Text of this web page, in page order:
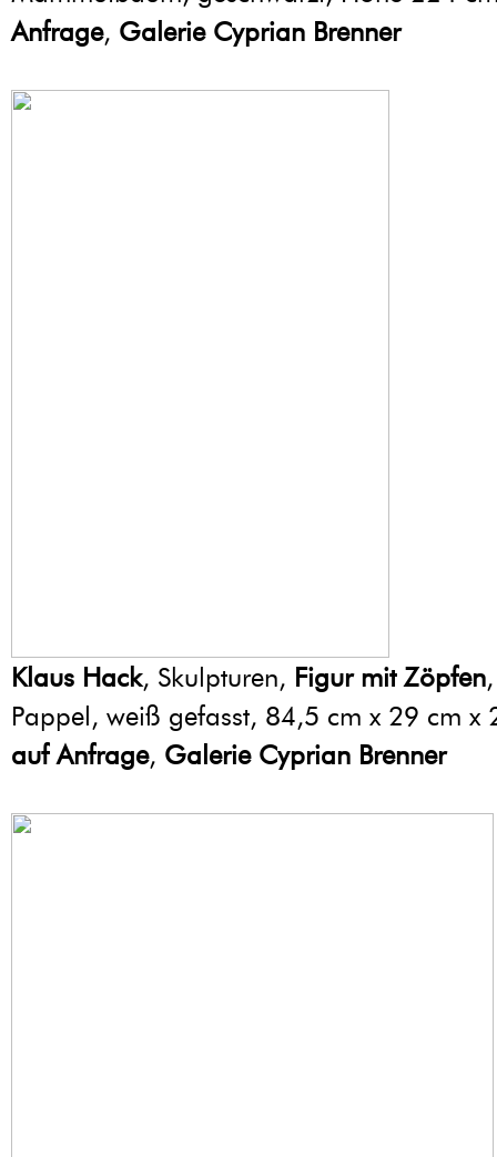
Anfrage, Galerie Cyprian Brenner
Klaus Hack, Skulpturen, Figur mit Zöpfen
Pappel, weiß gefasst, 84,5 cm x 29 cm
auf Anfrage, Galerie Cyprian Brenner